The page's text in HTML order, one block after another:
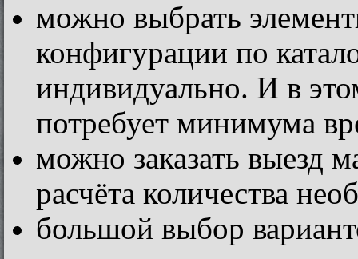
можно выбрать
конфигурации по
индивидуально. И в
потребует минимума
можно заказать выезд
расчёта количества
большой выбор